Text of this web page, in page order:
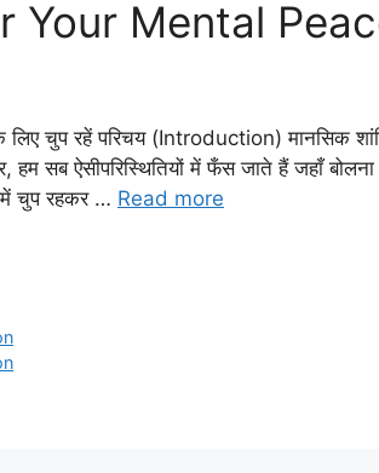
Your Mental
चुप रहें परिचय (Introduction) मानसिक
सब ऐसीपरिस्थितियों में फँस जाते हैं जहाँ बोलना
चुप रहकर … Read more